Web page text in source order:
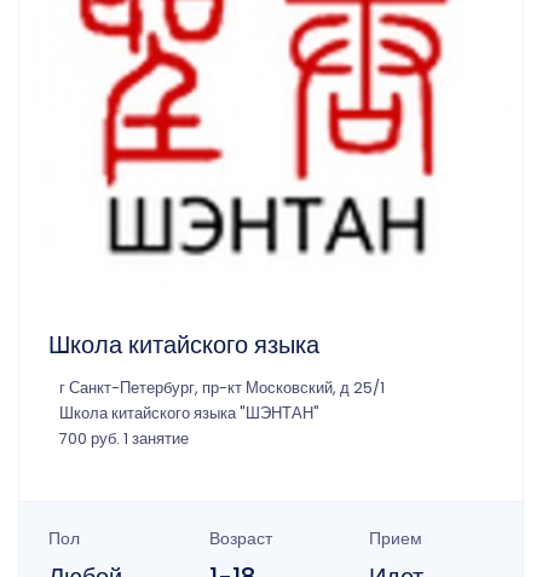
Школа китайского языка
г Санкт-Петербург, пр-кт Московский, д 25/1
Школа китайского языка "ШЭНТАН"
700 руб. 1 занятие
Пол Возраст Прием